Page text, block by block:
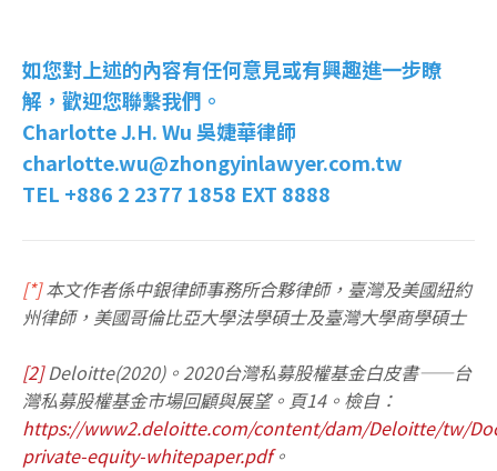
如您對上述的內容有任何意見或有興趣進一步瞭
解，歡迎您聯繫我們。
Charlotte J.H. Wu 吳婕華律師
charlotte.wu@zhongyinlawyer.com.tw
TEL +886 2 2377 1858 EXT 8888
[*]本文作者係中銀律師事務所合夥律師，臺灣及美國紐約
州律師，美國哥倫比亞大學法學碩士及臺灣大學商學碩士
[2] Deloitte(2020)。2020台灣私募股權基金白皮書——台
灣私募股權基金市場回顧與展望。頁14。檢自：
https://www2.deloitte.com/content/dam/Deloitte/tw/
private-equity-whitepaper.pdf。